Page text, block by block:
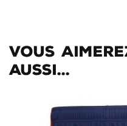
Vous
aussi...